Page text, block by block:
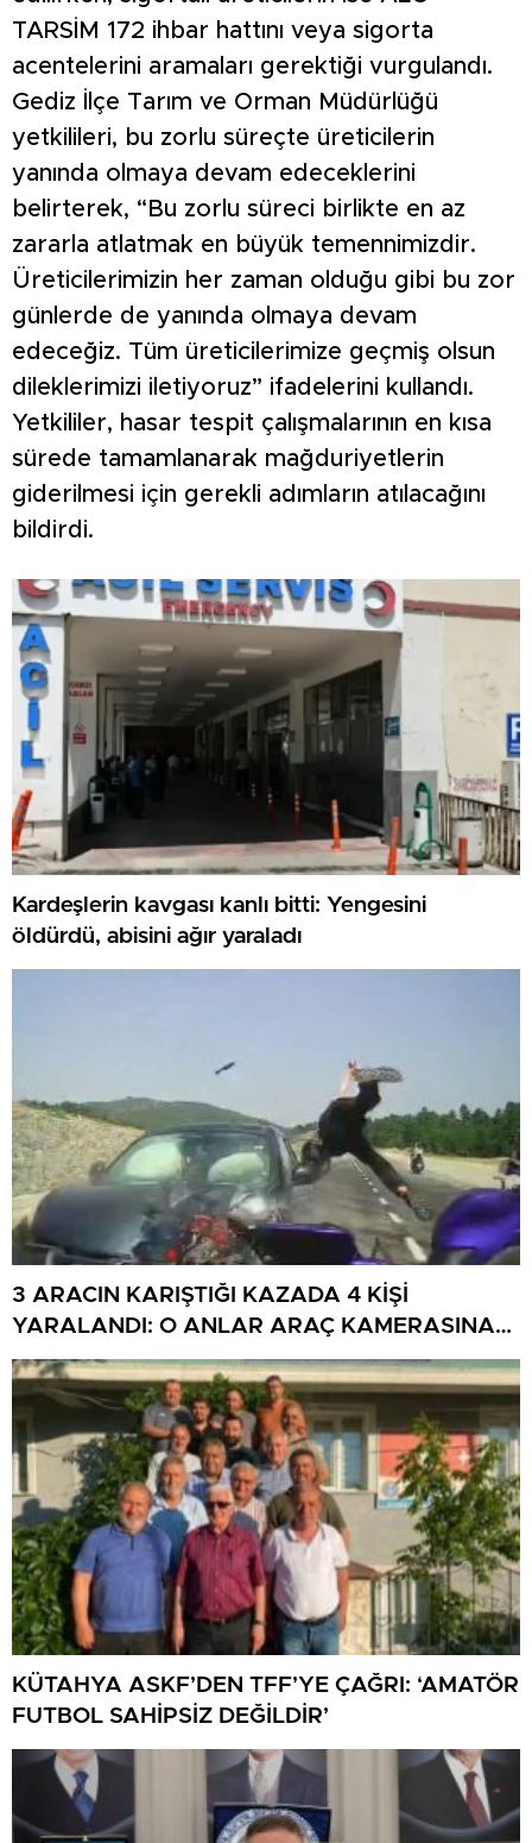
TARSİM 172 ihbar hattını veya sigorta
acentelerini aramaları gerektiği vurgulandı.
Gediz İlçe Tarım ve Orman Müdürlüğü
yetkilileri, bu zorlu süreçte üreticilerin
yanında olmaya devam edeceklerini
belirterek, “Bu zorlu süreci birlikte en az
zararla atlatmak en büyük temennimizdir.
Üreticilerimizin her zaman olduğu gibi bu zor
günlerde de yanında olmaya devam
edeceğiz. Tüm üreticilerimize geçmiş olsun
dileklerimizi iletiyoruz” ifadelerini kullandı.
Yetkililer, hasar tespit çalışmalarının en kısa
sürede tamamlanarak mağduriyetlerin
giderilmesi için gerekli adımların atılacağını
bildirdi.
Kardeşlerin kavgası kanlı bitti: Yengesini
öldürdü, abisini ağır yaraladı
3 ARACIN KARIŞTIĞI KAZADA 4 KİŞİ
YARALANDI: O ANLAR ARAÇ KAMERASINA
YANSIDI
KÜTAHYA ASKF’DEN TFF’YE ÇAĞRI: ‘AMATÖR
FUTBOL SAHİPSİZ DEĞİLDİR’